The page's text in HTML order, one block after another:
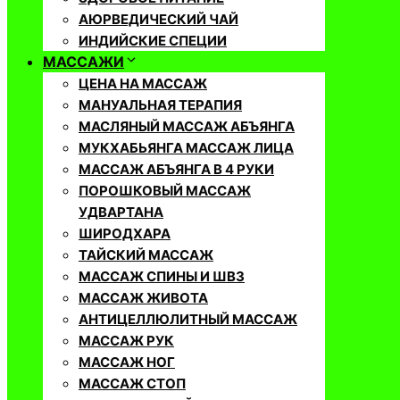
АЮРВЕДИЧЕСКИЙ ЧАЙ
ИНДИЙСКИЕ СПЕЦИИ
МАССАЖИ
ЦЕНА НА МАССАЖ
МАНУАЛЬНАЯ ТЕРАПИЯ
МАСЛЯНЫЙ МАССАЖ АБЪЯНГА
МУКХАБЬЯНГА МАССАЖ ЛИЦА
МАССАЖ АБЪЯНГА В 4 РУКИ
ПОРОШКОВЫЙ МАССАЖ
УДВАРТАНА
ШИРОДХАРА
ТАЙСКИЙ МАССАЖ
МАССАЖ СПИНЫ И ШВЗ
МАССАЖ ЖИВОТА
АНТИЦЕЛЛЮЛИТНЫЙ МАССАЖ
МАССАЖ РУК
МАССАЖ НОГ
МАССАЖ СТОП